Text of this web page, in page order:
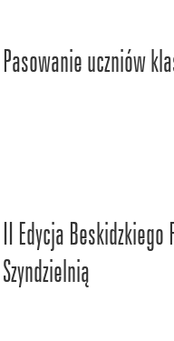
Pasowanie uczniów
II Edycja
Szyndzielnią